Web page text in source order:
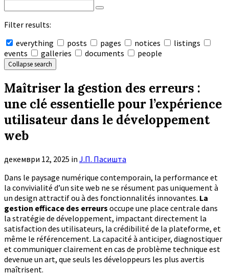
Filter results:
everything
posts pages notices
listings
events
galleries documents people
Collapse search
Maîtriser la gestion des erreurs :
une clé essentielle pour l’expérience
utilisateur dans le développement
web
декември 12, 2025 in Ј.П. Пасишта
Dans le paysage numérique contemporain, la performance et
la convivialité d’un site web ne se résument pas uniquement à
un design attractif ou à des fonctionnalités innovantes. La
gestion efficace des erreurs occupe une place centrale dans
la stratégie de développement, impactant directement la
satisfaction des utilisateurs, la crédibilité de la plateforme, et
même le référencement. La capacité à anticiper, diagnostiquer
et communiquer clairement en cas de problème technique est
devenue un art, que seuls les développeurs les plus avertis
maîtrisent.